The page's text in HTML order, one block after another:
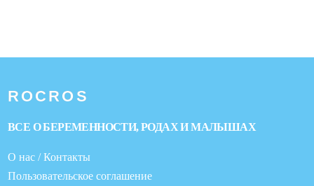
ROCROS
ВСЕ О БЕРЕМЕННОСТИ, РОДАХ И МАЛЫШАХ
О нас / Контакты
Пользовательское соглашение